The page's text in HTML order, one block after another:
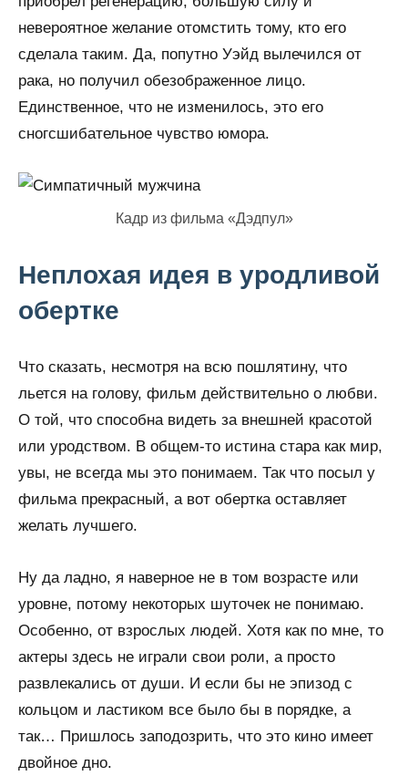
невероятное желание отомстить тому, кто его
сделала таким. Да, попутно Уэйд вылечился от
рака, но получил обезображенное лицо.
Единственное, что не изменилось, это его
сногсшибательное чувство юмора.
Кадр из фильма «Дэдпул»
Неплохая идея в уродливой
обертке
Что сказать, несмотря на всю пошлятину, что
льется на голову, фильм действительно о любви.
О той, что способна видеть за внешней красотой
или уродством. В общем-то истина стара как мир,
увы, не всегда мы это понимаем. Так что посыл у
фильма прекрасный, а вот обертка оставляет
желать лучшего.
Ну да ладно, я наверное не в том возрасте или
уровне, потому некоторых шуточек не понимаю.
Особенно, от взрослых людей. Хотя как по мне, то
актеры здесь не играли свои роли, а просто
развлекались от души. И если бы не эпизод с
кольцом и ластиком все было бы в порядке, а
так… Пришлось заподозрить, что это кино имеет
двойное дно.